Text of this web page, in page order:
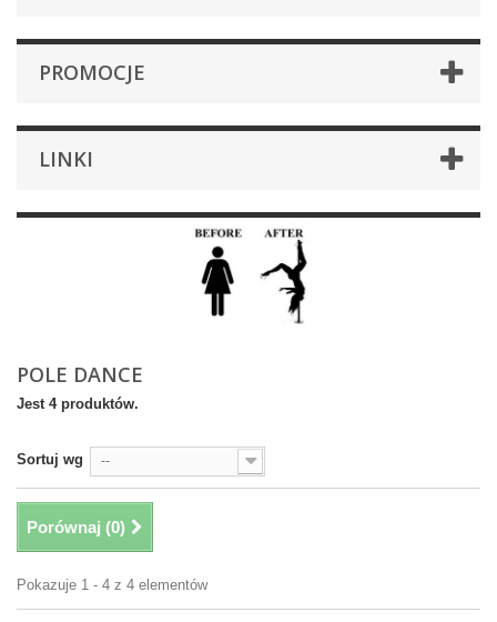
PROMOCJE
LINKI
POLE DANCE
Jest 4 produktów.
Sortuj wg --
Porównaj (0)
Pokazuje 1 - 4 z 4 elementów